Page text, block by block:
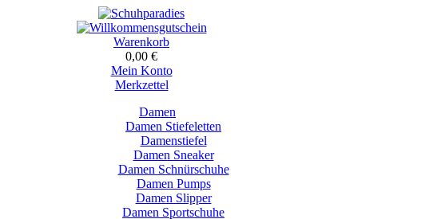
Warenkorb
0,00 €
Mein Konto
Merkzettel
Damen
Damen Stiefeletten
Damenstiefel
Damen Sneaker
Damen Schnürschuhe
Damen Pumps
Damen Slipper
Damen Sportschuhe